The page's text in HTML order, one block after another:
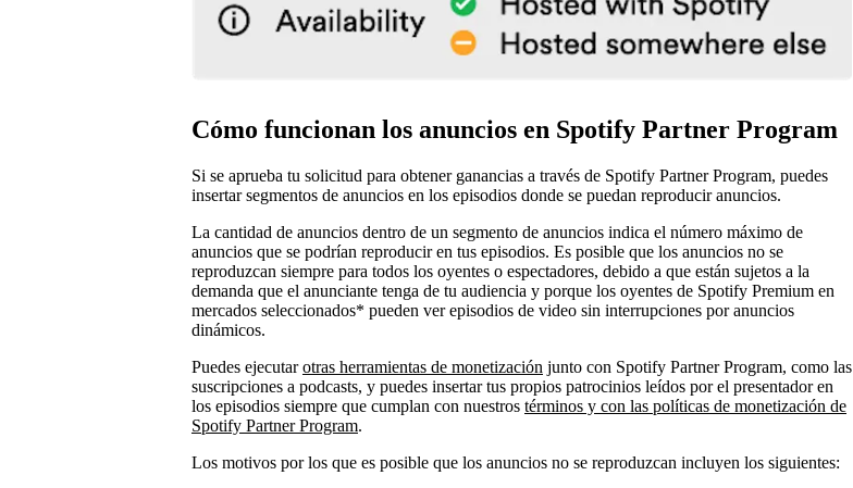
Cómo funcionan los anuncios en Spotify Partner Program
Si se aprueba tu solicitud para obtener ganancias a través de Spotify Partner Program, puedes
insertar segmentos de anuncios en los episodios donde se puedan reproducir anuncios.
La cantidad de anuncios dentro de un segmento de anuncios indica el número máximo de
anuncios que se podrían reproducir en tus episodios. Es posible que los anuncios no se
reproduzcan siempre para todos los oyentes o espectadores, debido a que están sujetos a la
demanda que el anunciante tenga de tu audiencia y porque los oyentes de Spotify Premium en
mercados seleccionados* pueden ver episodios de video sin interrupciones por anuncios
dinámicos.
Puedes ejecutarotras herramientas de monetización junto con Spotify Partner Program, como las
suscripciones a podcasts, y puedes insertar tus propios patrocinios leídos por el presentador en
los episodios siempre que cumplan con nuestros términos y con las políticas de monetización de
Spotify Partner Program.
Los motivos por los que es posible que los anuncios no se reproduzcan incluyen los siguientes: